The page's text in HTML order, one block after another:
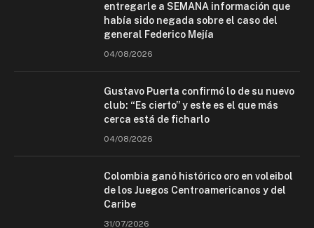
entregarle a SEMANA información que
había sido negada sobre el caso del
general Federico Mejía
04/08/2026
Gustavo Puerta confirmó lo de su nuevo
club: “Es cierto” y este es el que más
cerca está de ficharlo
04/08/2026
Colombia ganó histórico oro en voleibol
de los Juegos Centroamericanos y del
Caribe
31/07/2026